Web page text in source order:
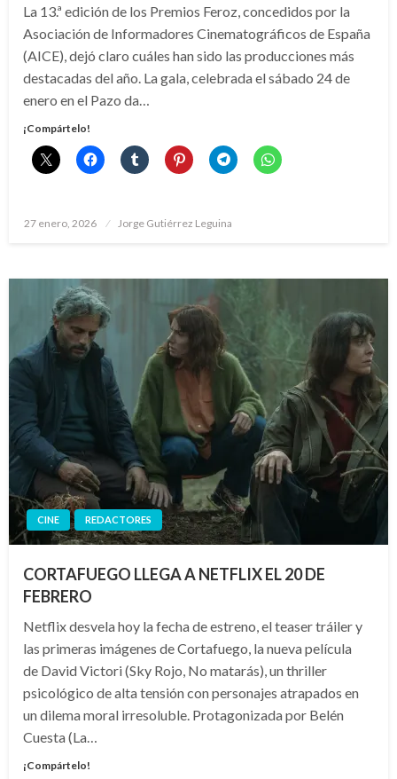
La 13.ª edición de los Premios Feroz, concedidos por la
Asociación de Informadores Cinematográficos de España
(AICE), dejó claro cuáles han sido las producciones más
destacadas del año. La gala, celebrada el sábado 24 de
enero en el Pazo da…
¡Compártelo!
Publicado
27 enero, 2026 Jorge Gutiérrez Leguina
CINE REDACTORES
CORTAFUEGO LLEGA A NETFLIX EL 20 DE
FEBRERO
Netflix desvela hoy la fecha de estreno, el teaser tráiler y
las primeras imágenes de Cortafuego, la nueva película
de David Victori (Sky Rojo, No matarás), un thriller
psicológico de alta tensión con personajes atrapados en
un dilema moral irresoluble. Protagonizada por Belén
Cuesta (La…
¡Compártelo!